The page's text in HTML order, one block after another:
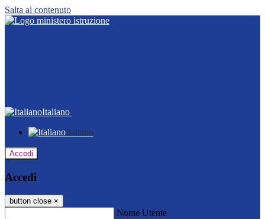
Salta al contenuto
Italiano
Italiano
Accedi
Accedi
button close ×
Nome Utente